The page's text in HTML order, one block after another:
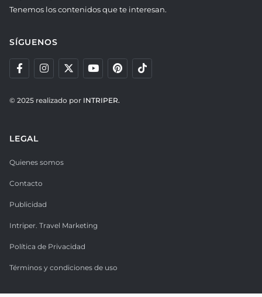
Tenemos los contenidos que te interesan.
SÍGUENOS
© 2025 realizado por INTRIPER.
LEGAL
Quienes somos
Contacto
Publicidad
Intriper. Travel Marketing
Política de Privacidad
Términos y condiciones de uso